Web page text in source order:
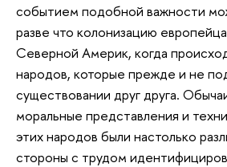
событием подобной важности
разве что колонизацию
Северной Америк, когда
народов, которые прежде и не
существовании друг друга.
моральные представления и
этих народов были настолько
стороны с трудом